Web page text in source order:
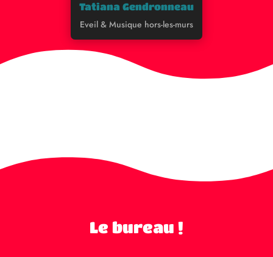
Tatiana Gendronneau
Eveil & Musique hors-les-murs
Le bureau !